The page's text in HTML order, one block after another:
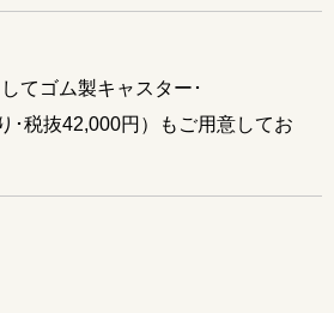
てゴム製キャスター･
･税抜42,000円）もご用意してお